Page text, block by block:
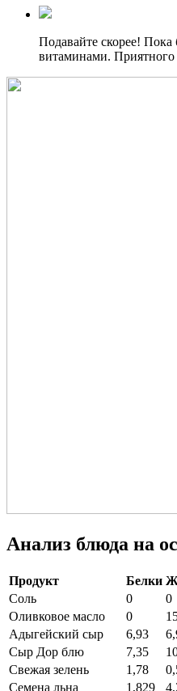
Подавайте скорее!
витаминами. Приятного
Анализ блюда на
Продукт Белки
Соль
0 0
Оливковое масло
0
Адыгейский сыр
6,93
Сыр Дор блю
7,35
Свежая зелень
1,78
Семена льна
1,829